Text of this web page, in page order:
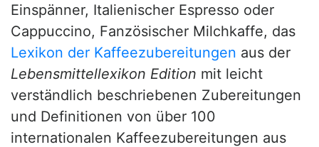
Einspänner, Italienischer Espresso oder
Cappuccino, Fanzösischer Milchkaffe, das
Lexikon der Kaffeezubereitungen aus der
Lebensmittellexikon Edition mit leicht
verständlich beschriebenen Zubereitungen
und Definitionen von über 100
internationalen Kaffeezubereitungen aus